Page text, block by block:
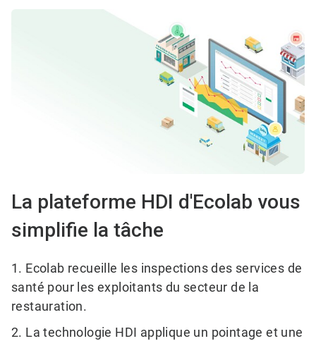
La plateforme HDI d'Ecolab vous
simplifie la tâche
1​​​​​​​. Ecolab recueille les inspections des services de
santé pour les exploitants du secteur de la
restauration.
2. La technologie HDI applique un pointage et une